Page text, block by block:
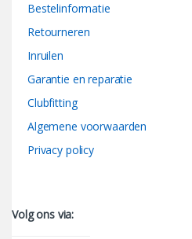
Bestelinformatie
Retourneren
Inruilen
Garantie en reparatie
Clubfitting
Algemene voorwaarden
Privacy policy
Volg ons via: